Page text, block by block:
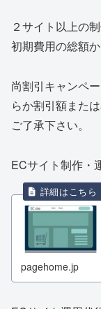
２サイト以上の
初期費用の総額
尚割引キャンペ
らか割引額また
ご了承下さい。
ECサイト制作・
pagehome.jp